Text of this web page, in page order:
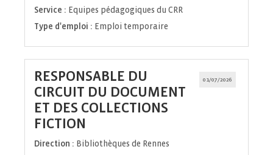
Service : Equipes pédagogiques du CRR
Type d'emploi : Emploi temporaire
01/07/2026
RESPONSABLE DU
CIRCUIT DU DOCUMENT
ET DES COLLECTIONS
FICTION
fenêtre)
Direction : Bibliothèques de Rennes